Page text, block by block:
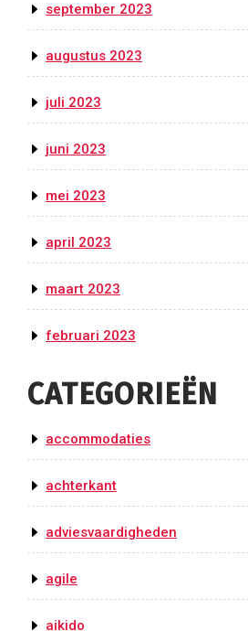
september 2023
augustus 2023
juli 2023
juni 2023
mei 2023
april 2023
maart 2023
februari 2023
CATEGORIEËN
accommodaties
achterkant
adviesvaardigheden
agile
aikido